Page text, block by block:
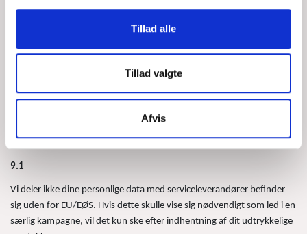
Tillad alle
Tillad valgte
Afvis
dig med andre Søredning organisationer uden dit udtrykkelige
8.3
I tillæg til ovenstående så deler vi dine oplysninger i det omfang, vi er
forpligtede hertil, fx som følge af krav om indrapportering til
offentlige myndigheder som fx SKAT.
9.1
Vi deler ikke dine personlige data med serviceleverandører befinder
sig uden for EU/EØS. Hvis dette skulle vise sig nødvendigt som led i en
særlig kampagne, vil det kun ske efter indhentning af dit udtrykkelige